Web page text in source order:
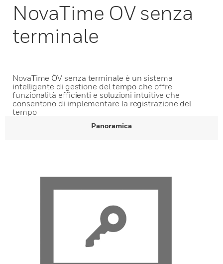
NovaTime OV senza
terminale
NovaTime ÖV senza terminale è un sistema
intelligente di gestione del tempo che offre
funzionalità efficienti e soluzioni intuitive che
consentono di implementare la registrazione del
tempo
Panoramica